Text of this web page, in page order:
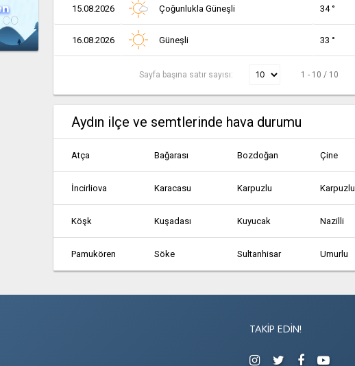
15.08.2026 Çoğunlukla Güneşli 34 °
16.08.2026 Güneşli 33 °
Sayfa başına satır sayısı: 1 - 10 / 10
Aydın ilçe ve semtlerinde hava durumu
Atça Bağarası Bozdoğan Çine
İncirliova Karacasu Karpuzlu Karpuzlu
Köşk Kuşadası Kuyucak Nazilli
Pamukören Söke Sultanhisar Umurlu
TAKIP EDIN!